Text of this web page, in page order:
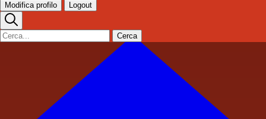
Modifica profilo Logout
Cerca